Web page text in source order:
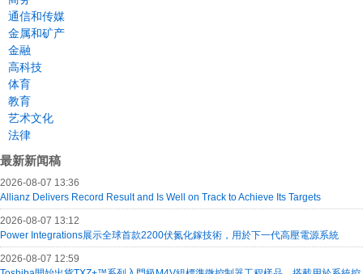
通信和传媒
金属和矿产
金融
高科技
体育
教育
艺术文化
法律
最新新闻稿
2026-08-07 13:36
Allianz Delivers Record Result and Is Well on Track to Achieve Its Targets
2026-08-07 13:12
Power Integrations展示全球首款2200伏氮化鎵技術，用於下一代高壓電源系統
2026-08-07 12:59